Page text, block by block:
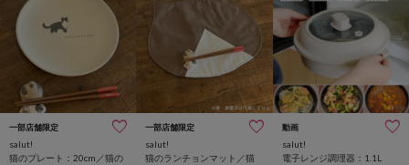
一部店舗限定
salut!
猫のプレート：20cm／猫の
一部店舗限定
salut!
猫のランチョンマット／猫
動画
salut!
電子レンジ調理器：1.1L